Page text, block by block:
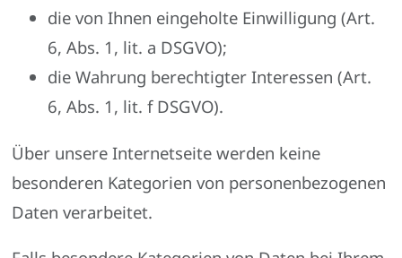
die von Ihnen eingeholte Einwilligung (Art.
6, Abs. 1, lit. a DSGVO);
die Wahrung berechtigter Interessen (Art.
6, Abs. 1, lit. f DSGVO).
Über unsere Internetseite werden keine
besonderen Kategorien von personenbezogenen
Daten verarbeitet.